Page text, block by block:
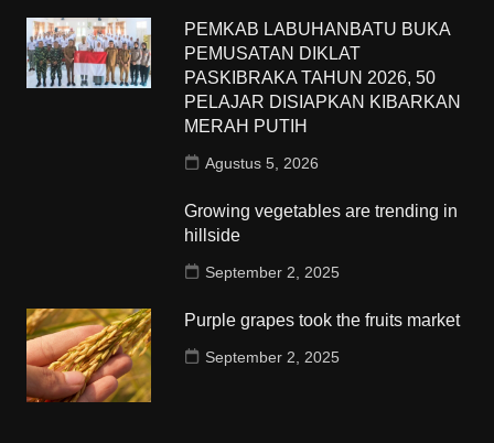
PEMKAB LABUHANBATU BUKA
PEMUSATAN DIKLAT
PASKIBRAKA TAHUN 2026, 50
PELAJAR DISIAPKAN KIBARKAN
MERAH PUTIH
Agustus 5, 2026
Growing vegetables are trending in
hillside
September 2, 2025
Purple grapes took the fruits market
September 2, 2025